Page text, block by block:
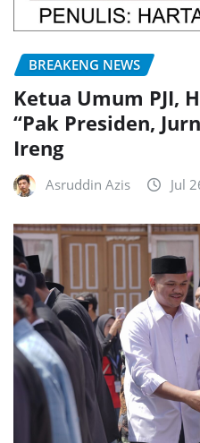
BREAKENG NEWS
Ketua Umum PJI,
“Pak Presiden,
Ireng
Asruddin Azis Jul